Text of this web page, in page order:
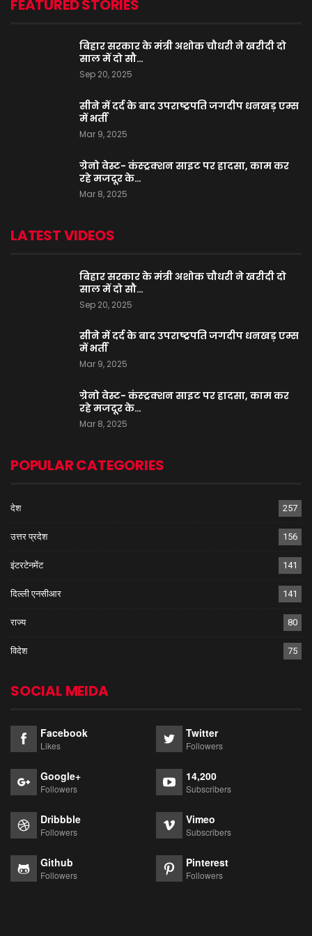
FEATURED STORIES
बिहार सरकार के मंत्री अशोक चौधरी ने खरीदी दो
साल में दो सौ…
Sep 20, 2025
सीने में दर्द के बाद उपराष्ट्रपति जगदीप धनखड़ एम्स
में भर्ती
Mar 9, 2025
ग्रेनो वेस्ट- कंस्ट्रक्शन साइट पर हादसा, काम कर
रहे मजदूर के…
Mar 8, 2025
LATEST VIDEOS
बिहार सरकार के मंत्री अशोक चौधरी ने खरीदी दो
साल में दो सौ…
Sep 20, 2025
सीने में दर्द के बाद उपराष्ट्रपति जगदीप धनखड़ एम्स
में भर्ती
Mar 9, 2025
ग्रेनो वेस्ट- कंस्ट्रक्शन साइट पर हादसा, काम कर
रहे मजदूर के…
Mar 8, 2025
POPULAR CATEGORIES
देश 257
उत्तर प्रदेश 156
इंटरटेनमेंट 141
दिल्ली एनसीआर 141
राज्य 80
विदेश 75
SOCIAL MEIDA
Facebook
Likes
Twitter
Followers
Google+
Followers
14,200
Subscribers
Dribbble
Followers
Vimeo
Subscribers
Github
Followers
Pinterest
Followers